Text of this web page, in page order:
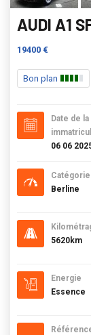
AUDI A1
19400 €
Bon plan
Date de
06 06
Catégorie
Berline
5620km
Energie
Essence